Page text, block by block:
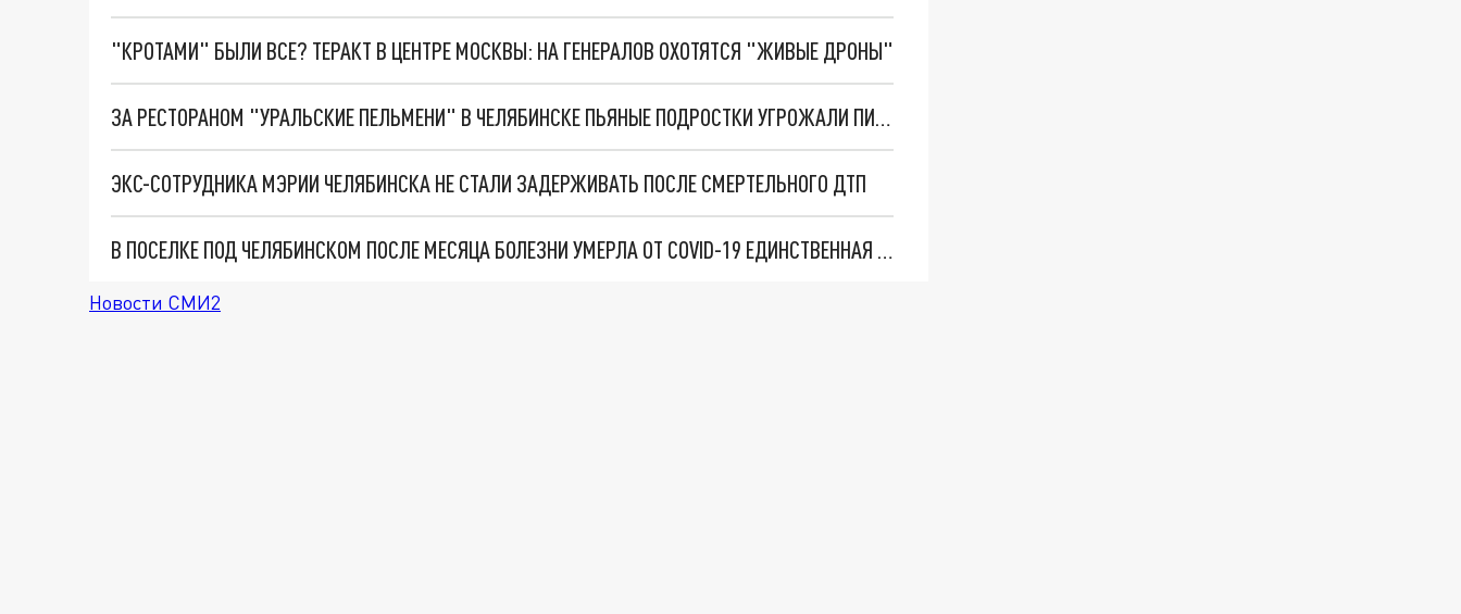
"КРОТАМИ" БЫЛИ ВСЕ? ТЕРАКТ В ЦЕНТРЕ МОСКВЫ: НА ГЕНЕРАЛОВ ОХОТЯТСЯ "ЖИВЫЕ ДРОНЫ"
ЗА РЕСТОРАНОМ "УРАЛЬСКИЕ ПЕЛЬМЕНИ" В ЧЕЛЯБИНСКЕ ПЬЯНЫЕ ПОДРОСТКИ УГРОЖАЛИ ПИСТОЛЕТОМ ПРОХОЖИМ
ЭКС-СОТРУДНИКА МЭРИИ ЧЕЛЯБИНСКА НЕ СТАЛИ ЗАДЕРЖИВАТЬ ПОСЛЕ СМЕРТЕЛЬНОГО ДТП
В ПОСЕЛКЕ ПОД ЧЕЛЯБИНСКОМ ПОСЛЕ МЕСЯЦА БОЛЕЗНИ УМЕРЛА ОТ COVID-19 ЕДИНСТВЕННАЯ ДЕТСКАЯ МЕДСЕСТРА
Новости СМИ2